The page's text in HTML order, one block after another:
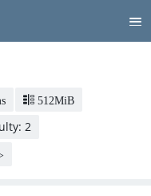
512MiB
2